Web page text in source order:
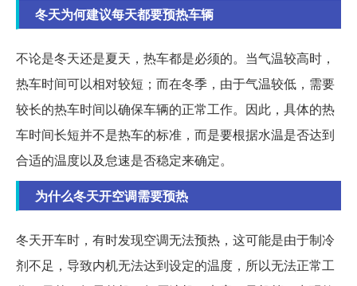
冬天为何建议每天都要预热车辆
不论是冬天还是夏天，热车都是必须的。当气温较高时，
热车时间可以相对较短；而在冬季，由于气温较低，需要
较长的热车时间以确保车辆的正常工作。因此，具体的热
车时间长短并不是热车的标准，而是要根据水温是否达到
合适的温度以及怠速是否稳定来确定。
为什么冬天开空调需要预热
冬天开车时，有时发现空调无法预热，这可能是由于制冷
剂不足，导致内机无法达到设定的温度，所以无法正常工